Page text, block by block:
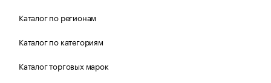
Каталог по регионам
Каталог по категориям
Каталог торговых марок